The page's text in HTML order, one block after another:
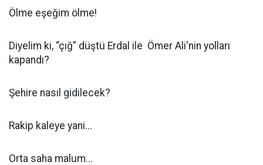
Ölme eşeğim ölme!
Diyelim ki, “çığ” düştü Erdal ile Ömer Ali'nin yolları
kapandı?
Şehire nasıl gidilecek?
Rakip kaleye yani...
Orta saha malum...